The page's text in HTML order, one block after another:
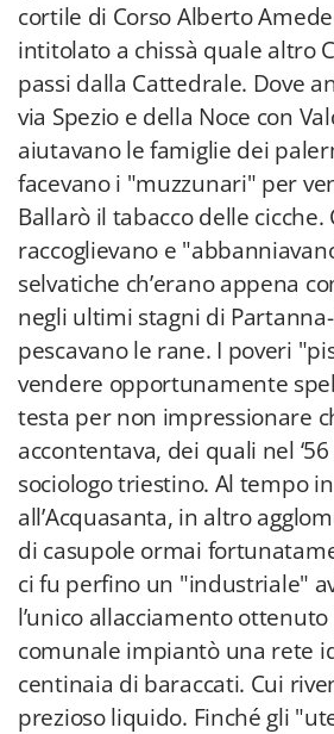
cortile di Corso Alberto
intitolato a chissà quale altro
passi dalla Cattedrale. Dove
via Spezio e della Noce con
aiutavano le famiglie dei
facevano i "muzzunari" per
Ballarò il tabacco delle cicche.
raccoglievano e
selvatiche ch’erano appena
negli ultimi stagni di
pescavano le rane. I poveri
vendere opportunamente
testa per non impressionare
accontentava, dei quali nel
sociologo triestino. Al tempo
all’Acquasanta, in altro
di casupole ormai
ci fu perfino un "industriale"
l’unico allacciamento
comunale impiantò una rete
centinaia di baraccati. Cui
prezioso liquido. Finché gli